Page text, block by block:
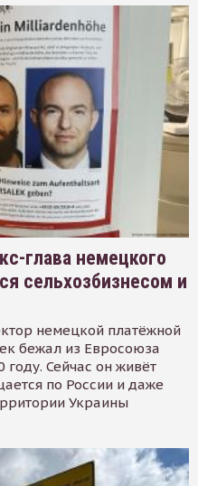
глава немецкого
сельхозбизнесом и
немецкой платёжной
бежал из Евросоюза
Сейчас он живёт
по России и даже
Украины